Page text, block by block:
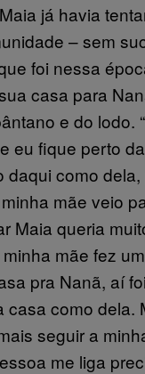
já havia
– sem
foi nessa
casa para
e do lodo.
eu fique perto
daqui como
mãe veio
Maia queria
mãe fez
pra Nanã, aí
casa como dela.
seguir a
me liga